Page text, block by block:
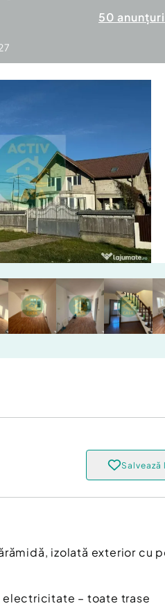
50 anunțuri
izolată exterior cu
electricitate – toate trase